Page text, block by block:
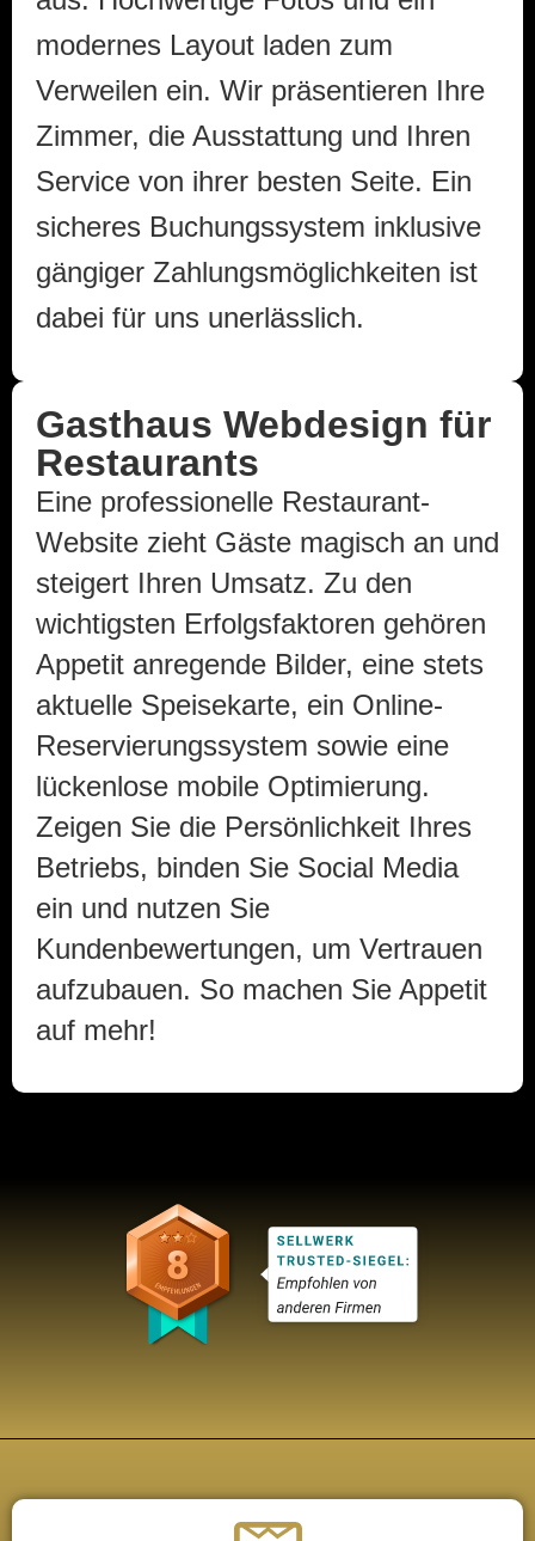
modernes Layout laden zum
Verweilen ein. Wir präsentieren Ihre
Zimmer, die Ausstattung und Ihren
Service von ihrer besten Seite. Ein
sicheres Buchungssystem inklusive
gängiger Zahlungsmöglichkeiten ist
dabei für uns unerlässlich.
Gasthaus Webdesign für
Restaurants
Eine professionelle Restaurant-
Website zieht Gäste magisch an und
steigert Ihren Umsatz. Zu den
wichtigsten Erfolgsfaktoren gehören
Appetit anregende Bilder, eine stets
aktuelle Speisekarte, ein Online-
Reservierungssystem sowie eine
lückenlose mobile Optimierung.
Zeigen Sie die Persönlichkeit Ihres
Betriebs, binden Sie Social Media
ein und nutzen Sie
Kundenbewertungen, um Vertrauen
aufzubauen. So machen Sie Appetit
auf mehr!